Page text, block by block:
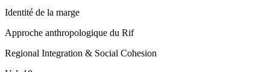
Identité de la marge
Approche anthropologique du Rif
Regional Integration & Social Cohesion